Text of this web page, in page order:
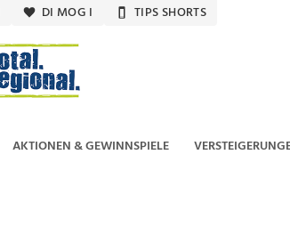
DI MOG I TIPS SHORTS
AKTIONEN & GEWINNSPIELE